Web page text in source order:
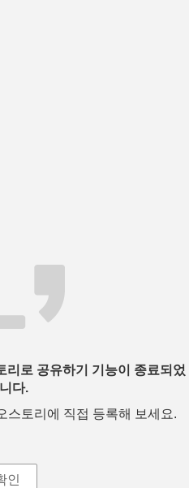
로 공유하기 기능이 종료되었
다.
스토리에 직접 등록해 보세요.
인